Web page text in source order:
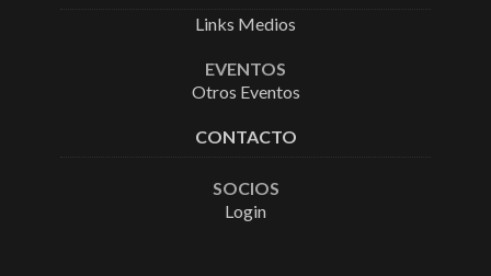
Links Medios
EVENTOS
Otros Eventos
CONTACTO
SOCIOS
Login